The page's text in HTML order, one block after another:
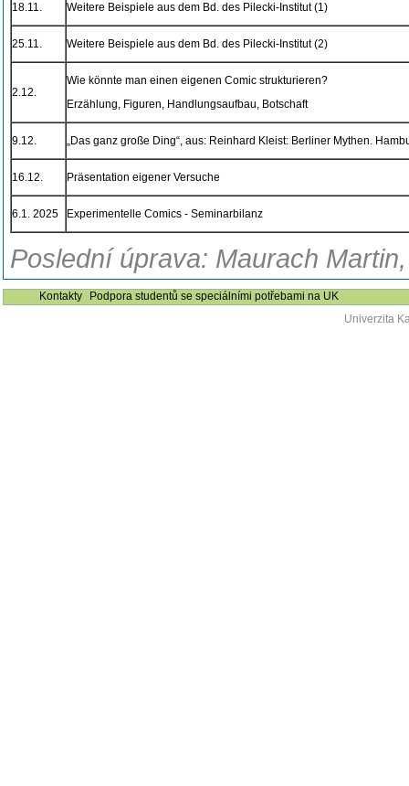
18.11. Weitere Beispiele aus dem Bd. des Pilecki-Institut (1)
25.11. Weitere Beispiele aus dem Bd. des Pilecki-Institut (2)
2.12.
Wie könnte man einen eigenen Comic strukturieren?
Erzählung, Figuren, Handlungsaufbau, Botschaft
9.12. „Das ganz große Ding“, aus: Reinhard Kleist: Berliner Mythen.
16.12. Präsentation eigener Versuche
6.1. 2025 Experimentelle Comics - Seminarbilanz
Poslední úprava: Maurach
Kontakty
Podpora studentů se speciálními potřebami na UK
Univerzita